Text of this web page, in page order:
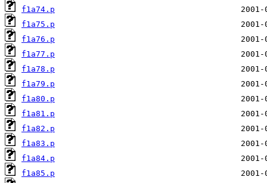
f1a74.p
f1a75.p
f1a76.p
f1a77.p
f1a78.p
f1a79.p
f1a80.p
f1a81.p
f1a82.p
f1a83.p
f1a84.p
f1a85.p